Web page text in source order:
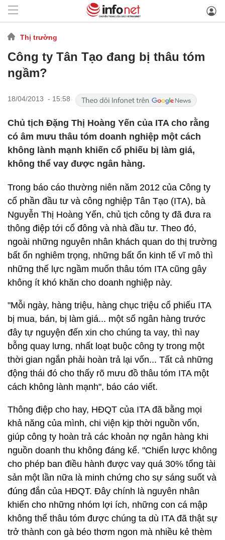
Thị trường
Công ty Tân Tạo đang bị thâu tóm
ngầm?
18/04/2013 - 15:58
Chủ tịch Đặng Thị Hoàng Yến của ITA cho rằng
có âm mưu thâu tóm doanh nghiệp một cách
không lành mạnh khiến cổ phiếu bị làm giá,
không thể vay được ngân hàng.
Trong báo cáo thường niên năm 2012 của Công ty
cổ phần đầu tư và công nghiệp Tân Tạo (ITA), bà
Nguyễn Thị Hoàng Yến, chủ tịch công ty đã đưa ra
thông điệp tới cổ đông và nhà đầu tư. Theo đó,
ngoài những nguyên nhân khách quan do thị trường
bất ổn nghiêm trọng, những bất ổn kinh tế vĩ mô thì
những thế lực ngầm muốn thâu tóm ITA cũng gây
không ít khó khăn cho doanh nghiệp này.
"Mỗi ngày, hàng triệu, hàng chục triệu cổ phiếu ITA
bị mua, bán, bị làm giá... một số ngân hàng trước
đây tự nguyện đến xin cho chúng ta vay, thì nay
bỗng quay lưng, nhất loạt buộc công ty trong một
thời gian ngắn phải hoàn trả lại vốn... Tất cả những
động thái đó cho thấy rõ mưu đồ thâu tóm ITA một
cách không lành mạnh", báo cáo viết.
Thông điệp cho hay, HĐQT của ITA đã bằng mọi
khả năng của mình, chi viện kịp thời nguồn vốn,
giúp công ty hoàn trả các khoản nợ ngân hàng khi
nguồn doanh thu không đáng kể. "Chiến lược không
cho phép ban điều hành được vay quá 30% tổng tài
sản một lần nữa là minh chứng cho sự sáng suốt và
đúng đắn của HĐQT. Đây chính là nguyên nhân
khiến cho những nhóm lợi ích, những con cá mập
không thể thâu tóm được chúng ta dù ITA đã thật sự
trở thành con gà béo thơm ngon mà nhiều kẻ thèm